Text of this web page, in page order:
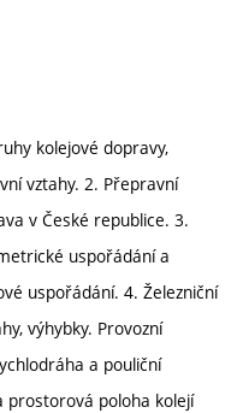
kolejové dopravy,
vztahy. 2. Přepravní
v České republice. 3.
uspořádání a
uspořádání. 4. Železniční
výhybky. Provozní
a pouliční
poloha kolejí